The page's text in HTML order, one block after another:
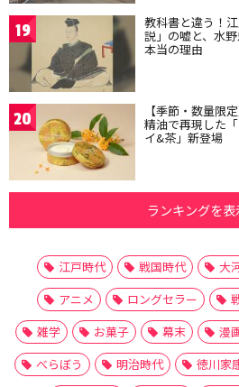
19 教科書と違う！
説」の嘘と、水
本当の理由
20 【季節・数量限
精油で再現した
イ&茶」新登場
ランキングを表
江戸時代 戦国時代 大
アニメ
ロングセラー
雑学
お菓子 幕末 漫
べらぼう
明治時代 徳川家